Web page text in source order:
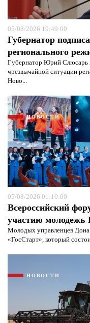
05/08/2026 19:49:00
Губернатор
регионального
Губернатор Юрий Слюсарь
чрезвычайной ситуации
Ново...
НОВОСТИ
05/08/2026 01:10:00
Всероссийский
участию молодежь
Молодых управленцев
«ГосСтарт», который
НОВОСТИ
Я согласен с
защиты
Я согласен с
защиты